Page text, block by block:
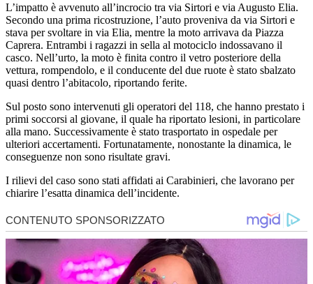
L’impatto è avvenuto all’incrocio tra via Sirtori e via Augusto Elia.
Secondo una prima ricostruzione, l’auto proveniva da via Sirtori e
stava per svoltare in via Elia, mentre la moto arrivava da Piazza
Caprera. Entrambi i ragazzi in sella al motociclo indossavano il
casco. Nell’urto, la moto è finita contro il vetro posteriore della
vettura, rompendolo, e il conducente del due ruote è stato sbalzato
quasi dentro l’abitacolo, riportando ferite.
Sul posto sono intervenuti gli operatori del 118, che hanno prestato i
primi soccorsi al giovane, il quale ha riportato lesioni, in particolare
alla mano. Successivamente è stato trasportato in ospedale per
ulteriori accertamenti. Fortunatamente, nonostante la dinamica, le
conseguenze non sono risultate gravi.
I rilievi del caso sono stati affidati ai Carabinieri, che lavorano per
chiarire l’esatta dinamica dell’incidente.